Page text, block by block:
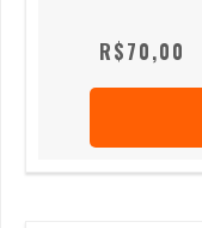
R$70,00